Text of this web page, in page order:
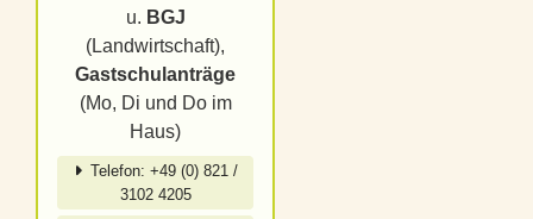
u. BGJ
(Landwirtschaft),
Gastschulanträge
(Mo, Di und Do im
Haus)
Telefon: +49 (0) 821 /
3102 4205